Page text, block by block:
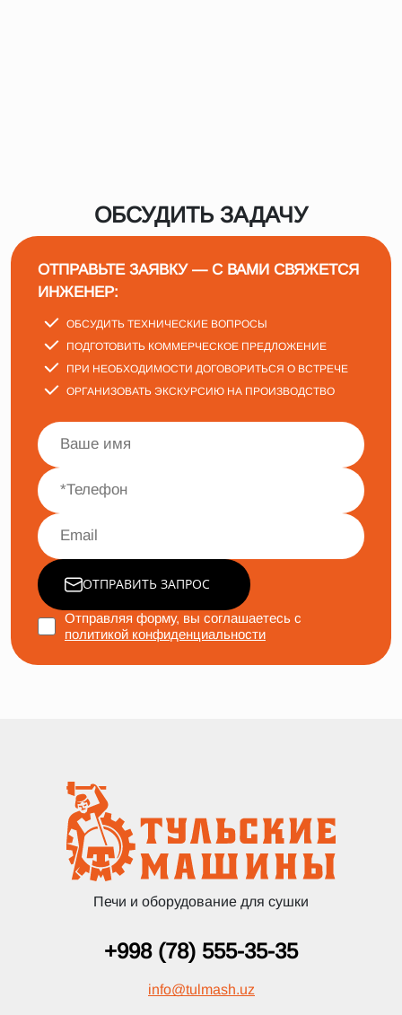
ОБСУДИТЬ ЗАДАЧУ
ОТПРАВЬТЕ ЗАЯВКУ — С ВАМИ СВЯЖЕТСЯ
ИНЖЕНЕР:
ОБСУДИТЬ ТЕХНИЧЕСКИЕ ВОПРОСЫ
ПОДГОТОВИТЬ КОММЕРЧЕСКОЕ ПРЕДЛОЖЕНИЕ
ПРИ НЕОБХОДИМОСТИ ДОГОВОРИТЬСЯ О ВСТРЕЧЕ
ОРГАНИЗОВАТЬ ЭКСКУРСИЮ НА ПРОИЗВОДСТВО
ОТПРАВИТЬ ЗАПРОС
Отправляя форму, вы соглашаетесь с
политикой конфиденциальности
Печи и оборудование для сушки
+998 (78) 555-35-35
info@tulmash.uz